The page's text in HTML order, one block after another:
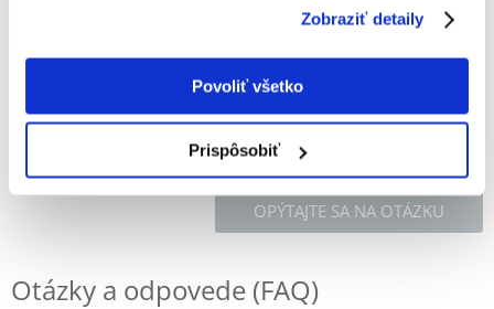
Zobraziť detaily
Povoliť všetko
Prispôsobiť
OPÝTAJTE SA NA OTÁZKU
Otázky a odpovede (FAQ)